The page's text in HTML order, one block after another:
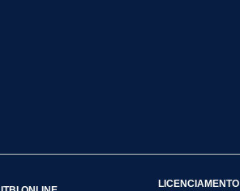
LICENCIAMENTO